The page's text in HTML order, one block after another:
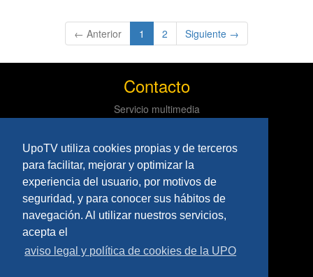
UpoTV utiliza cookies propias y de terceros
para facilitar, mejorar y optimizar la
experiencia del usuario, por motivos de
seguridad, y para conocer sus hábitos de
navegación. Al utilizar nuestros servicios,
acepta el
aviso legal y política de cookies de la UPO
← Anterior 1 (current)
2 Siguiente →
Contacto
Servicio multimedia
Políticas
Aviso Legal
Privacidad